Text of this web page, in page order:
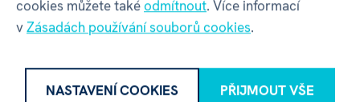
Přílohy ke stažení
cookies můžete takéodmítnout. Více informací
vZásadách používání souborů cookies.
NASTAVENÍ COOKIES PŘIJMOUT VŠE